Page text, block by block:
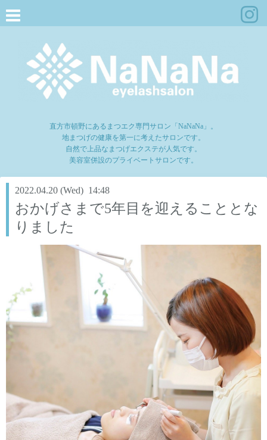
直方市頓野にあるまつエク専門サロン「NaNaNa」。
地まつげの健康を第一に考えたサロンです。
自然で上品なまつげエクステが人気です。
美容室併設のプライベートサロンです。
2022.04.20 (Wed) 14:48
おかげさまで5年目を迎えることとな
りました